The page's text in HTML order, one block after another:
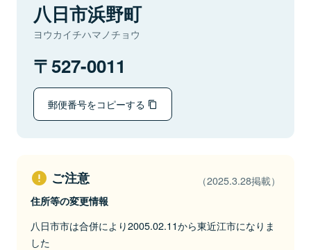
八日市浜野町
ヨウカイチハマノチョウ
527-0011
郵便番号をコピーする
ご注意 （2025.3.28掲載）
住所等の変更情報
八日市市は合併により2005.02.11から東近江市になりま
した